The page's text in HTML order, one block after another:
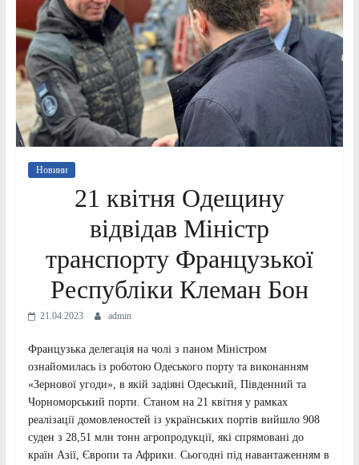
Новини
21 квітня Одещину
відвідав Міністр
транспорту Французької
Республіки Клеман Бон
21.04.2023 admin
Французька делегація на чолі з паном Міністром
ознайомилась із роботою Одеського порту та виконанням
«Зернової угоди», в якій задіяні Одеський, Південний та
Чорноморський порти. Станом на 21 квітня у рамках
реалізації домовленостей із українських портів вийшло 908
суден з 28,51 млн тонн агропродукції, які спрямовані до
країн Азії, Європи та Африки. Сьогодні під навантаженням в